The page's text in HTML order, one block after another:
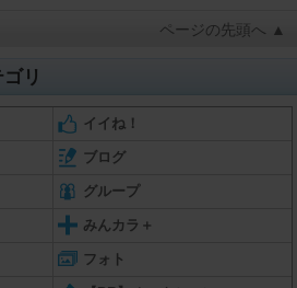
ページの先頭へ ▲
リ
イイね！
ブログ
グループ
みんカラ＋
フォト